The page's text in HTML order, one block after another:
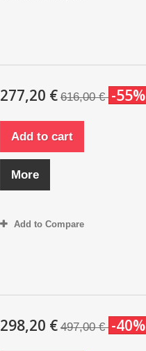
277,20 € 616,00 € -55%
Add to cart
More
Add to Compare
298,20 € 497,00 € -40%